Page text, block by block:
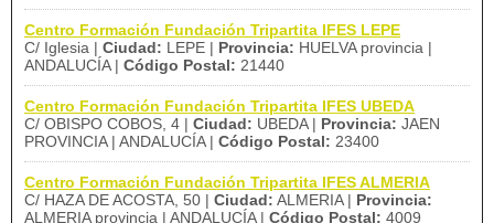
Centro Formación Fundación Tripartita IFES LEPE
C/ Iglesia | Ciudad: LEPE | Provincia: HUELVA provincia |
ANDALUCÍA | Código Postal: 21440
Centro Formación Fundación Tripartita IFES UBEDA
C/ OBISPO COBOS, 4 | Ciudad: UBEDA | Provincia: JAEN
PROVINCIA | ANDALUCÍA | Código Postal: 23400
Centro Formación Fundación Tripartita IFES ALMERIA
C/ HAZA DE ACOSTA, 50 | Ciudad: ALMERIA | Provincia:
ALMERIA provincia | ANDALUCÍA | Código Postal: 4009